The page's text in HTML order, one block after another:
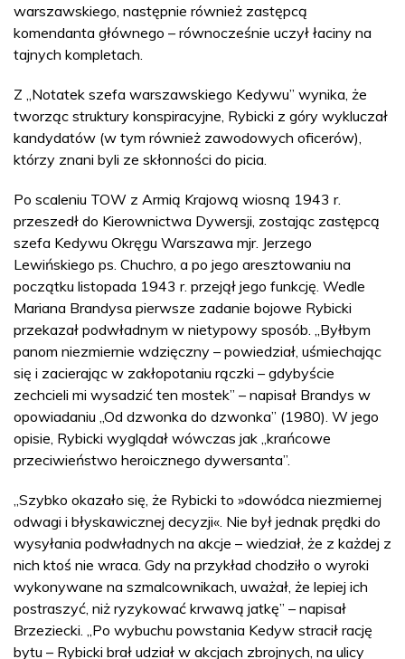
warszawskiego, następnie również zastępcą
komendanta głównego – równocześnie uczył łaciny na
tajnych kompletach.
Z „Notatek szefa warszawskiego Kedywu” wynika, że
tworząc struktury konspiracyjne, Rybicki z góry wykluczał
kandydatów (w tym również zawodowych oficerów),
którzy znani byli ze skłonności do picia.
Po scaleniu TOW z Armią Krajową wiosną 1943 r.
przeszedł do Kierownictwa Dywersji, zostając zastępcą
szefa Kedywu Okręgu Warszawa mjr. Jerzego
Lewińskiego ps. Chuchro, a po jego aresztowaniu na
początku listopada 1943 r. przejął jego funkcję. Wedle
Mariana Brandysa pierwsze zadanie bojowe Rybicki
przekazał podwładnym w nietypowy sposób. „Byłbym
panom niezmiernie wdzięczny – powiedział, uśmiechając
się i zacierając w zakłopotaniu rączki – gdybyście
zechcieli mi wysadzić ten mostek” – napisał Brandys w
opowiadaniu „Od dzwonka do dzwonka” (1980). W jego
opisie, Rybicki wyglądał wówczas jak „krańcowe
przeciwieństwo heroicznego dywersanta”.
„Szybko okazało się, że Rybicki to »dowódca niezmiernej
odwagi i błyskawicznej decyzji«. Nie był jednak prędki do
wysyłania podwładnych na akcje – wiedział, że z każdej z
nich ktoś nie wraca. Gdy na przykład chodziło o wyroki
wykonywane na szmalcownikach, uważał, że lepiej ich
postraszyć, niż ryzykować krwawą jatkę” – napisał
Brzeziecki. „Po wybuchu powstania Kedyw stracił rację
bytu – Rybicki brał udział w akcjach zbrojnych, na ulicy